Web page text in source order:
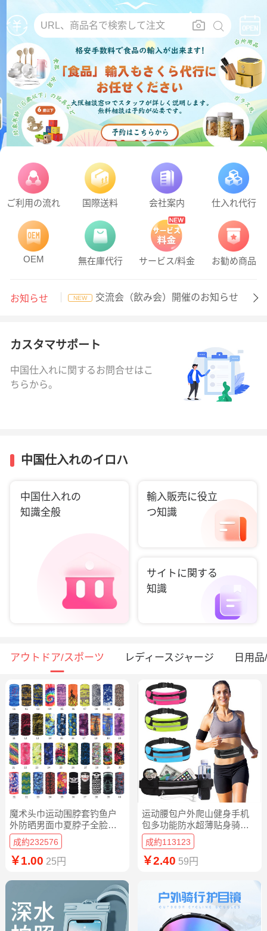
URL、商品名で検索して注文
ご利用の流れ 国際送料 会社案内 仕入れ代行
OEM 無在庫代行 サービス/料金 お勧め商品
お知らせ NEW 交流会（飲み会）開催のお知らせ
カスタマサポート
中国仕入れに関するお問合せはこ
ちらから。
中国仕入れのイロハ
中国仕入れの
知識全般
輸入販売に役立
つ知識
サイトに関する
知識
アウトドア/スポーツ レディースジャージ 日用
魔术头巾运动围脖套钓鱼户
外防晒男面巾夏脖子全脸面
罩男士骑行女
成約232576
￥1.00 25円
运动腰包户外爬山健身手机
包多功能防水超薄贴身骑行
包便携水壶包
成約113123
￥2.40 59円